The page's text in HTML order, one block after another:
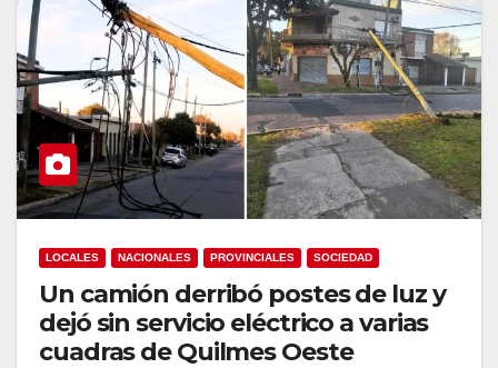
LOCALES NACIONALES PROVINCIALES SOCIEDAD
Un camión derribó postes de luz y
dejó sin servicio eléctrico a varias
cuadras de Quilmes Oeste